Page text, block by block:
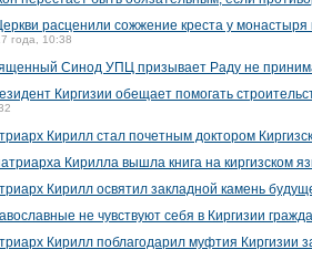
расценили сожжение креста у монастыря
года, 10:38
Синод УПЦ призывает Раду не
Киргизии обещает помогать
Кирилл стал почетным доктором
Кирилла вышла книга на киргизском
Кирилл освятил закладной камень
не чувствуют себя в Киргизии
Кирилл поблагодарил муфтия Киргизии